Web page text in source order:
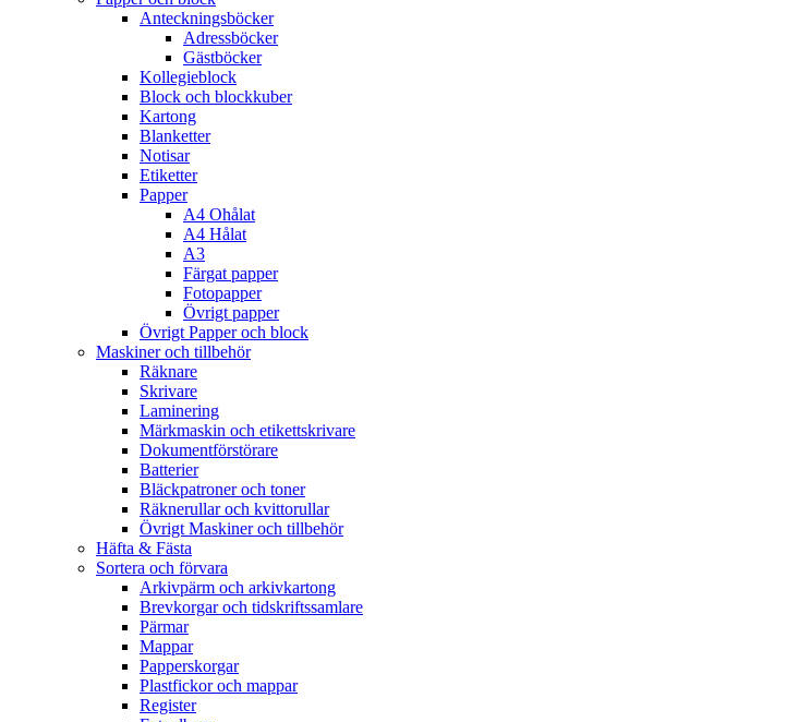
Anteckningsböcker
Adressböcker
Gästböcker
Kollegieblock
Block och blockkuber
Kartong
Blanketter
Notisar
Etiketter
Papper
A4 Ohålat
A4 Hålat
A3
Färgat papper
Fotopapper
Övrigt papper
Övrigt Papper och block
Maskiner och tillbehör
Räknare
Skrivare
Laminering
Märkmaskin och etikettskrivare
Dokumentförstörare
Batterier
Bläckpatroner och toner
Räknerullar och kvittorullar
Övrigt Maskiner och tillbehör
Häfta & Fästa
Sortera och förvara
Arkivpärm och arkivkartong
Brevkorgar och tidskriftssamlare
Pärmar
Mappar
Papperskorgar
Plastfickor och mappar
Register